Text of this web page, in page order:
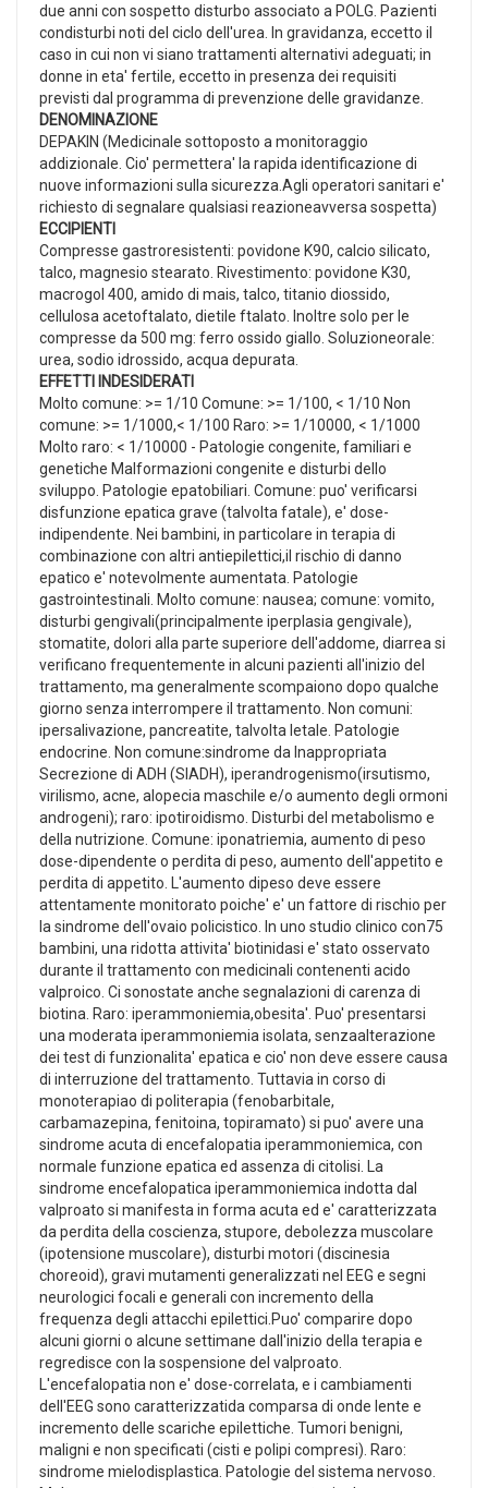
due anni con sospetto disturbo associato a POLG. Pazienti
condisturbi noti del ciclo dell'urea. In gravidanza, eccetto il
caso in cui non vi siano trattamenti alternativi adeguati; in
donne in eta' fertile, eccetto in presenza dei requisiti
previsti dal programma di prevenzione delle gravidanze.
DENOMINAZIONE
DEPAKIN (Medicinale sottoposto a monitoraggio
addizionale. Cio' permettera' la rapida identificazione di
nuove informazioni sulla sicurezza.Agli operatori sanitari e'
richiesto di segnalare qualsiasi reazioneavversa sospetta)
ECCIPIENTI
Compresse gastroresistenti: povidone K90, calcio silicato,
talco, magnesio stearato. Rivestimento: povidone K30,
macrogol 400, amido di mais, talco, titanio diossido,
cellulosa acetoftalato, dietile ftalato. Inoltre solo per le
compresse da 500 mg: ferro ossido giallo. Soluzioneorale:
urea, sodio idrossido, acqua depurata.
EFFETTI INDESIDERATI
Molto comune: >= 1/10 Comune: >= 1/100, < 1/10 Non
comune: >= 1/1000,< 1/100 Raro: >= 1/10000, < 1/1000
Molto raro: < 1/10000 - Patologie congenite, familiari e
genetiche Malformazioni congenite e disturbi dello
sviluppo. Patologie epatobiliari. Comune: puo' verificarsi
disfunzione epatica grave (talvolta fatale), e' dose-
indipendente. Nei bambini, in particolare in terapia di
combinazione con altri antiepilettici,il rischio di danno
epatico e' notevolmente aumentata. Patologie
gastrointestinali. Molto comune: nausea; comune: vomito,
disturbi gengivali(principalmente iperplasia gengivale),
stomatite, dolori alla parte superiore dell'addome, diarrea si
verificano frequentemente in alcuni pazienti all'inizio del
trattamento, ma generalmente scompaiono dopo qualche
giorno senza interrompere il trattamento. Non comuni:
ipersalivazione, pancreatite, talvolta letale. Patologie
endocrine. Non comune:sindrome da Inappropriata
Secrezione di ADH (SIADH), iperandrogenismo(irsutismo,
virilismo, acne, alopecia maschile e/o aumento degli ormoni
androgeni); raro: ipotiroidismo. Disturbi del metabolismo e
della nutrizione. Comune: iponatriemia, aumento di peso
dose-dipendente o perdita di peso, aumento dell'appetito e
perdita di appetito. L'aumento dipeso deve essere
attentamente monitorato poiche' e' un fattore di rischio per
la sindrome dell'ovaio policistico. In uno studio clinico con75
bambini, una ridotta attivita' biotinidasi e' stato osservato
durante il trattamento con medicinali contenenti acido
valproico. Ci sonostate anche segnalazioni di carenza di
biotina. Raro: iperammoniemia,obesita'. Puo' presentarsi
una moderata iperammoniemia isolata, senzaalterazione
dei test di funzionalita' epatica e cio' non deve essere causa
di interruzione del trattamento. Tuttavia in corso di
monoterapiao di politerapia (fenobarbitale,
carbamazepina, fenitoina, topiramato) si puo' avere una
sindrome acuta di encefalopatia iperammoniemica, con
normale funzione epatica ed assenza di citolisi. La
sindrome encefalopatica iperammoniemica indotta dal
valproato si manifesta in forma acuta ed e' caratterizzata
da perdita della coscienza, stupore, debolezza muscolare
(ipotensione muscolare), disturbi motori (discinesia
choreoid), gravi mutamenti generalizzati nel EEG e segni
neurologici focali e generali con incremento della
frequenza degli attacchi epilettici.Puo' comparire dopo
alcuni giorni o alcune settimane dall'inizio della terapia e
regredisce con la sospensione del valproato.
L'encefalopatia non e' dose-correlata, e i cambiamenti
dell'EEG sono caratterizzatida comparsa di onde lente e
incremento delle scariche epilettiche. Tumori benigni,
maligni e non specificati (cisti e polipi compresi). Raro:
sindrome mielodisplastica. Patologie del sistema nervoso.